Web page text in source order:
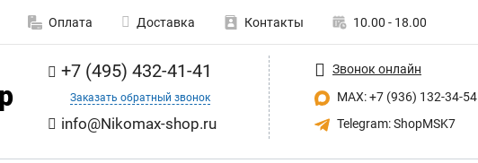
Оплата Доставка Контакты 10.00 - 18.00
+7 (495) 432-41-41
Заказать обратный звонок
info@Nikomax-shop.ru
Звонок онлайн
MAX: +7 (936) 132-34-54
Telegram: ShopMSK7